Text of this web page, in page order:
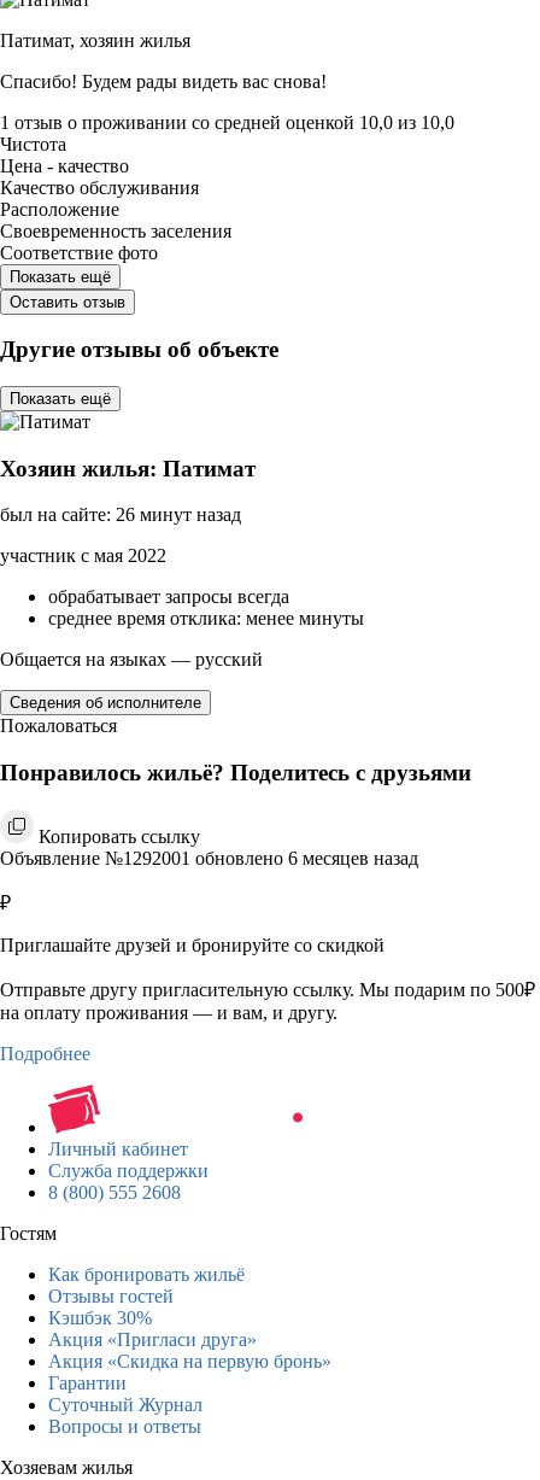
Патимат, хозяин жилья
Спасибо! Будем рады видеть вас снова!
1 отзыв о проживании со средней оценкой 10,0 из 10,0
Чистота
Цена - качество
Качество обслуживания
Расположение
Своевременность заселения
Соответствие фото
Показать ещё
Оставить отзыв
Другие отзывы об объекте
Показать ещё
Хозяин жилья: Патимат
был на сайте: 26 минут назад
участник с мая 2022
обрабатывает запросы всегда
среднее время отклика: менее минуты
Общается на языках — русский
Сведения об исполнителе
Пожаловаться
Понравилось жильё? Поделитесь с друзьями
Копировать ссылку
Объявление №1292001 обновлено 6 месяцев назад
₽
Приглашайте друзей и бронируйте со скидкой
Отправьте другу пригласительную ссылку. Мы подарим по 500₽
на оплату проживания — и вам, и другу.
Подробнее
Личный кабинет
Служба поддержки
8 (800) 555 2608
Гостям
Как бронировать жильё
Отзывы гостей
Кэшбэк 30%
Акция «Пригласи друга»
Акция «Скидка на первую бронь»
Гарантии
Суточный Журнал
Вопросы и ответы
Хозяевам жилья